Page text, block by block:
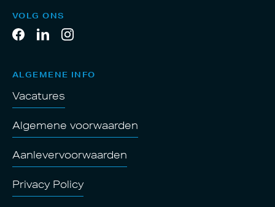
VOLG ONS
ALGEMENE INFO
Vacatures
Algemene voorwaarden
Aanlevervoorwaarden
Privacy Policy